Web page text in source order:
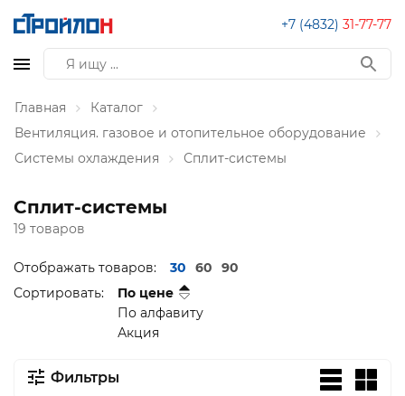
+7 (4832) 31-77-77
Главная
Каталог
Вентиляция. газовое и отопительное оборудование
Системы охлаждения
Сплит-системы
Сплит-системы
19 товаров
Отображать товаров: 30 60
90
Сортировать:
По цене
По алфавиту
Акция
Фильтры